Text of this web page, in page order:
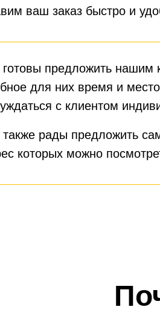
предложить нашим
для них время и
с клиентом
рады предложить
которых можно
ваш заказ быстро и